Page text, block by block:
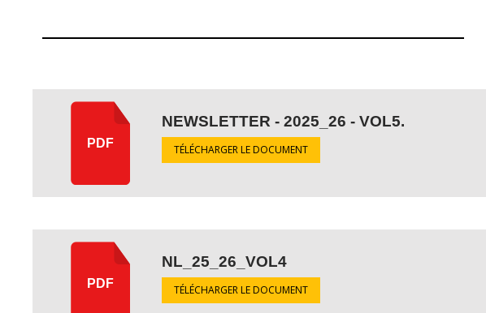
PDF
NEWSLETTER - 2025_26 - VOL5.
TÉLÉCHARGER LE DOCUMENT
PDF
NL_25_26_VOL4
TÉLÉCHARGER LE DOCUMENT